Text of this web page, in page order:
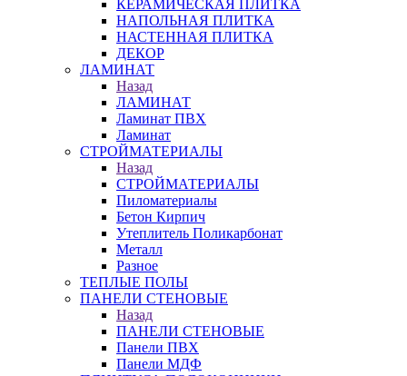
КЕРАМИЧЕСКАЯ ПЛИТКА
НАПОЛЬНАЯ ПЛИТКА
НАСТЕННАЯ ПЛИТКА
ДЕКОР
ЛАМИНАТ
Назад
ЛАМИНАТ
Ламинат ПВХ
Ламинат
СТРОЙМАТЕРИАЛЫ
Назад
СТРОЙМАТЕРИАЛЫ
Пиломатериалы
Бетон Кирпич
Утеплитель Поликарбонат
Металл
Разное
ТЕПЛЫЕ ПОЛЫ
ПАНЕЛИ СТЕНОВЫЕ
Назад
ПАНЕЛИ СТЕНОВЫЕ
Панели ПВХ
Панели МДФ